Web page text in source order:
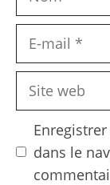
Site
dans le